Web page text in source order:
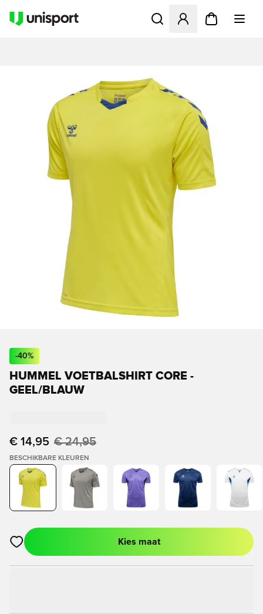
Opent een venster om in
-40%
HUMMEL VOETBALSHIRT CORE -
GEEL/BLAUW
€ 14,95 € 24,95
BESCHIKBARE KLEUREN
Opent een venster om in te loggen of je aan te melden als lid
Kies maat